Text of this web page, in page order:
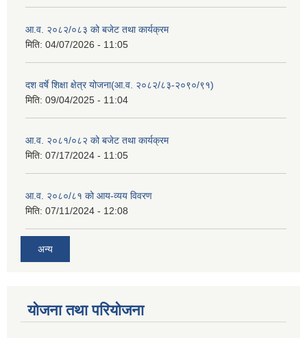
आ.व. २०८२/०८३ को बजेट तथा कार्यक्रम
मिति: 04/07/2026 - 11:05
दश वर्षे शिक्षा क्षेत्र योजना(आ.व. २०८२/८३-२०९०/९१)
मिति: 09/04/2025 - 11:04
आ.व. २०८१/०८२ को बजेट तथा कार्यक्रम
मिति: 07/17/2024 - 11:05
आ.व. २०८०/८१ को आय-व्यय विवरण
मिति: 07/11/2024 - 12:08
अन्य
योजना तथा परियोजना